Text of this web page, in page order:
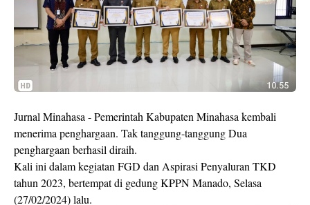
Jurnal Minahasa - Pemerintah Kabupaten Minahasa kembali
menerima penghargaan. Tak tanggung-tanggung Dua
penghargaan berhasil diraih.
Kali ini dalam kegiatan FGD dan Aspirasi Penyaluran TKD
tahun 2023, bertempat di gedung KPPN Manado, Selasa
(27/02/2024) lalu.